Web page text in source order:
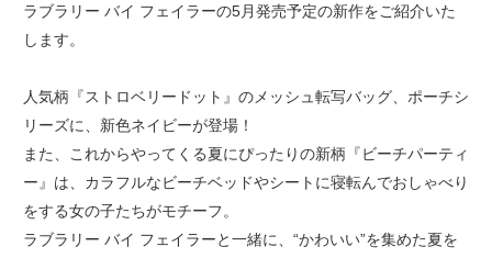
ラブラリー バイ フェイラーの5月発売予定の新作をご紹介いた
します。
人気柄『ストロベリードット』のメッシュ転写バッグ、ポーチシ
リーズに、新色ネイビーが登場！
また、これからやってくる夏にぴったりの新柄『ビーチパーティ
ー』は、カラフルなビーチベッドやシートに寝転んでおしゃべり
をする女の子たちがモチーフ。
ラブラリー バイ フェイラーと一緒に、“かわいい”を集めた夏を